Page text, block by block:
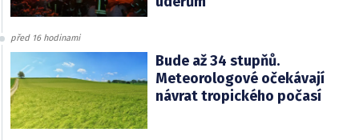
před 16 hodinami
Bude až 34 stupňů.
Meteorologové očekávají
návrat tropického počasí